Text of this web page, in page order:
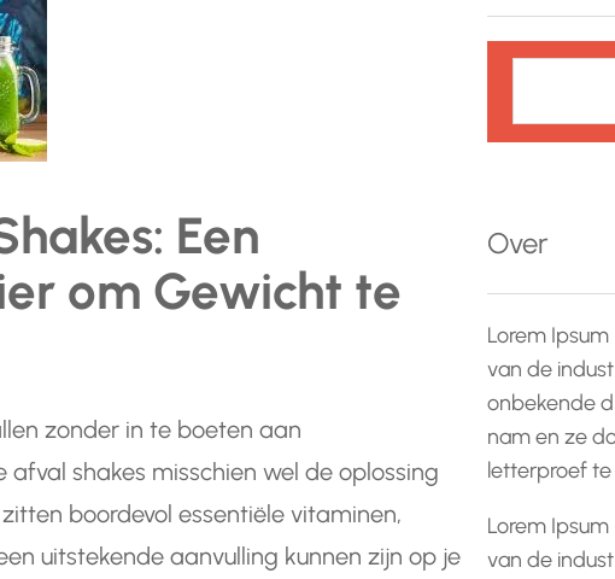
Een
om Gewicht te
zonder in te boeten aan
shakes misschien wel de oplossing
boordevol essentiële vitaminen,
uitstekende aanvulling kunnen zijn op je
Over
Lorem
van de
onbekende
nam en ze
letterproef te
Lorem
van de